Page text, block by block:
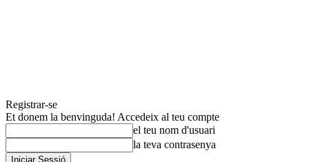
Registrar-se
Et donem la benvinguda! Accedeix al teu compte
el teu nom d'usuari
la teva contrasenya